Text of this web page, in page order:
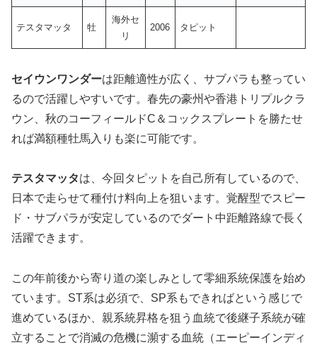
テスタマッタ 牡
海外セ
リ
2006 タピット
セイウンワンダーは距離適性が広く、サブパラも整ってい
るので活躍しやすいです。春先の豪州や香港トリプルクラ
ウン、秋のコーフィールドC＆コックスプレートを勝たせ
れば満額種牡馬入りも楽に可能です。
テスタマッタは、今回タピットを自己所有しているので、
日本で走らせて種付け料向上を狙います。覚醒型でスピー
ド・サブパラが安定しているのでダート中距離路線で長く
活躍できます。
この年前後から寄り道の楽しみとして零細系統保護を始め
ています。ST系は必須で、SP系もできればという感じで
進めているほか、親系統昇格を狙う血統で後継子系統が確
立することで消滅の危機に瀕する血統（エーピーインディ